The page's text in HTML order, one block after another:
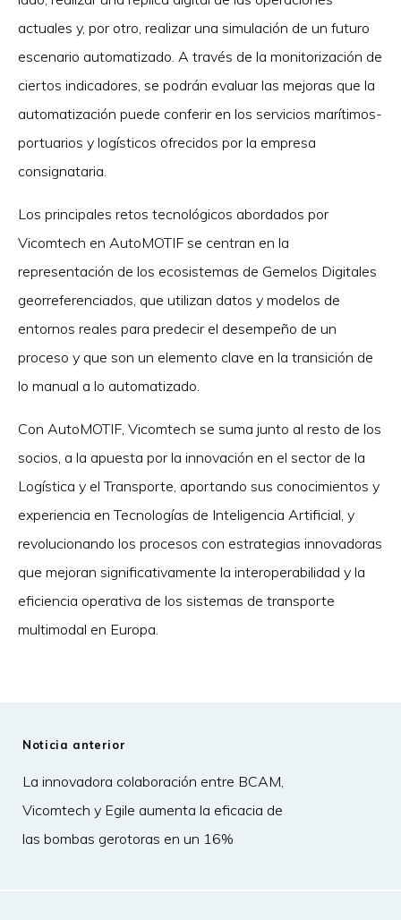
actuales y, por otro, realizar una simulación de un futuro
escenario automatizado. A través de la monitorización de
ciertos indicadores, se podrán evaluar las mejoras que la
automatización puede conferir en los servicios marítimos-
portuarios y logísticos ofrecidos por la empresa
consignataria.
Los principales retos tecnológicos abordados por
Vicomtech en AutoMOTIF se centran en la
representación de los ecosistemas de Gemelos Digitales
georreferenciados, que utilizan datos y modelos de
entornos reales para predecir el desempeño de un
proceso y que son un elemento clave en la transición de
lo manual a lo automatizado.
Con AutoMOTIF, Vicomtech se suma junto al resto de los
socios, a la apuesta por la innovación en el sector de la
Logística y el Transporte, aportando sus conocimientos y
experiencia en Tecnologías de Inteligencia Artificial, y
revolucionando los procesos con estrategias innovadoras
que mejoran significativamente la interoperabilidad y la
eficiencia operativa de los sistemas de transporte
multimodal en Europa.
Noticia anterior
La innovadora colaboración entre BCAM,
Vicomtech y Egile aumenta la eficacia de
las bombas gerotoras en un 16%